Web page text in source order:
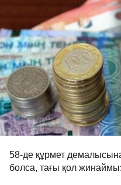
58-де құрмет
болса, тағы қол